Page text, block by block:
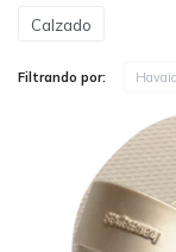
Calzado
Filtrando por: